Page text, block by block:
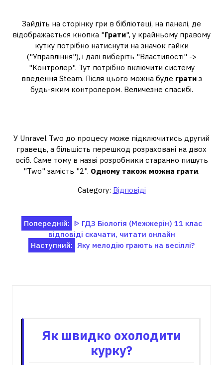
Зайдіть на сторінку гри в бібліотеці, на панелі, де
відображається кнопка "Грати", у крайньому правому
кутку потрібно натиснути на значок гайки
("Управління"), і далі виберіть "Властивості" ->
"Контролер". Тут потрібно включити систему
введення Steam. Після цього можна буде гратиз
будь-яким контролером. Величезне спасибі.
У Unravel Two до процесу може підключитись другий
гравець, а більшість перешкод розраховані на двох
осіб. Саме тому в назві розробники старанно пишуть
"Two" замість "2". Одному також можна грати.
Category: Відповіді
Навігація
записів
Попередній: ᐈ ГДЗ Біологія (Межжерін) 11 клас
відповіді скачати, читати онлайн
Наступний: Яку мелодію грають на весіллі?
Як швидко охолодити
курку?